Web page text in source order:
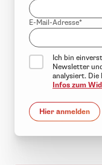
E-Mail-Adresse*
Ich bin
Newsletter
analysiert.
Infos zum
Hier anmelden